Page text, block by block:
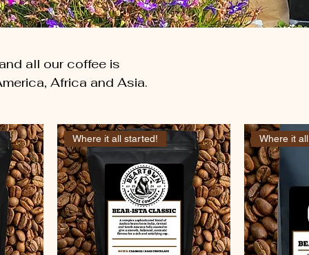
all our coffee is
Africa and Asia.
Where it all started! Where it